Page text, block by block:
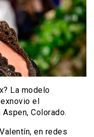
La modelo
el
Aspen, Colorado.
en redes